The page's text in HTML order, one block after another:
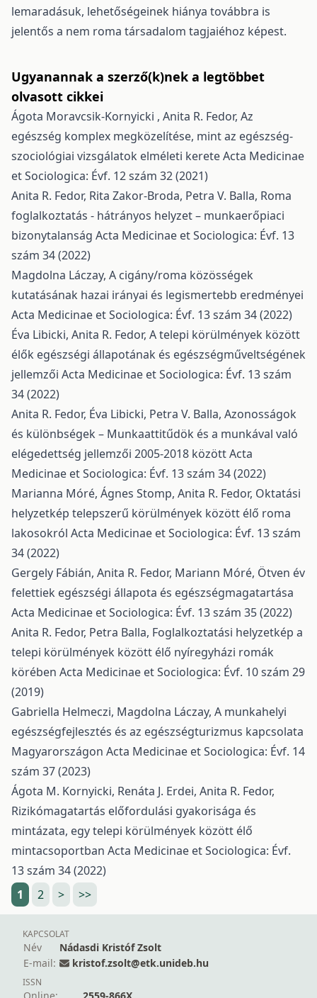
lemaradásuk, lehetőségeinek hiánya továbbra is
jelentős a nem roma társadalom tagjaiéhoz képest.
Ugyanannak a szerző(k)nek a legtöbbet
olvasott cikkei
Ágota Moravcsik-Kornyicki , Anita R. Fedor, Az
egészség komplex megközelítése, mint az egészség-
szociológiai vizsgálatok elméleti kereteActa Medicinae
et Sociologica: Évf. 12 szám 32 (2021)
Anita R. Fedor, Rita Zakor-Broda, Petra V. Balla, Roma
foglalkoztatás - hátrányos helyzet – munkaerőpiaci
bizonytalanság Acta Medicinae et Sociologica: Évf. 13
szám 34 (2022)
Magdolna Láczay, A cigány/roma közösségek
kutatásának hazai irányai és legismertebb eredményei
Acta Medicinae et Sociologica: Évf. 13 szám 34 (2022)
Éva Libicki, Anita R. Fedor, A telepi körülmények között
élők egészségi állapotának és egészségműveltségének
jellemzői Acta Medicinae et Sociologica: Évf. 13 szám
34 (2022)
Anita R. Fedor, Éva Libicki, Petra V. Balla, Azonosságok
és különbségek – Munkaattitűdök és a munkával való
elégedettség jellemzői 2005-2018 közöttActa
Medicinae et Sociologica: Évf. 13 szám 34 (2022)
Marianna Móré, Ágnes Stomp, Anita R. Fedor, Oktatási
helyzetkép telepszerű körülmények között élő roma
lakosokról Acta Medicinae et Sociologica: Évf. 13 szám
34 (2022)
Gergely Fábián, Anita R. Fedor, Mariann Móré, Ötven év
felettiek egészségi állapota és egészségmagatartása
Acta Medicinae et Sociologica: Évf. 13 szám 35 (2022)
Anita R. Fedor, Petra Balla, Foglalkoztatási helyzetkép a
telepi körülmények között élő nyíregyházi romák
körében Acta Medicinae et Sociologica: Évf. 10 szám 29
(2019)
Gabriella Helmeczi, Magdolna Láczay, A munkahelyi
egészségfejlesztés és az egészségturizmus kapcsolata
Magyarországon Acta Medicinae et Sociologica: Évf. 14
szám 37 (2023)
Ágota M. Kornyicki, Renáta J. Erdei, Anita R. Fedor,
Rizikómagatartás előfordulási gyakorisága és
mintázata, egy telepi körülmények között élő
mintacsoportban Acta Medicinae et Sociologica: Évf.
13 szám 34 (2022)
1
2 > >>
KAPCSOLAT
Név
Nádasdi Kristóf Zsolt
E-mail:
kristof.zsolt@etk.unideb.hu
ISSN